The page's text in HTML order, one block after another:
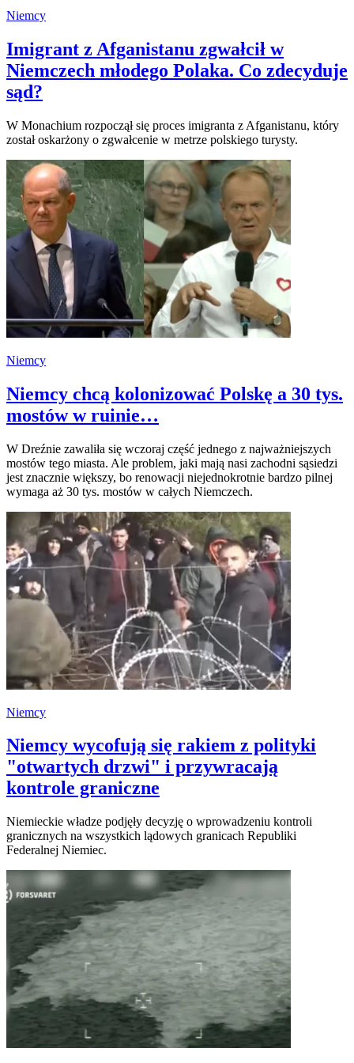
Niemcy
Imigrant z Afganistanu zgwałcił w
Niemczech młodego Polaka. Co zdecyduje
sąd?
W Monachium rozpoczął się proces imigranta z Afganistanu, który
został oskarżony o zgwałcenie w metrze polskiego turysty.
Niemcy
Niemcy chcą kolonizować Polskę a 30 tys.
mostów w ruinie…
W Dreźnie zawaliła się wczoraj część jednego z najważniejszych
mostów tego miasta. Ale problem, jaki mają nasi zachodni sąsiedzi
jest znacznie większy, bo renowacji niejednokrotnie bardzo pilnej
wymaga aż 30 tys. mostów w całych Niemczech.
Niemcy
Niemcy wycofują się rakiem z polityki
"otwartych drzwi" i przywracają
kontrole graniczne
Niemieckie władze podjęły decyzję o wprowadzeniu kontroli
granicznych na wszystkich lądowych granicach Republiki
Federalnej Niemiec.